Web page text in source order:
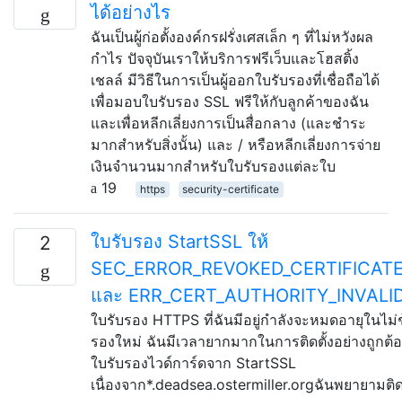
ได้อย่างไร
ฉันเป็นผู้ก่อตั้งองค์กรฝรั่งเศสเล็ก ๆ ที่ไม่หวังผล
กำไร ปัจจุบันเราให้บริการฟรีเว็บและโฮสติ้ง
เชลล์ มีวิธีในการเป็นผู้ออกใบรับรองที่เชื่อถือได้
เพื่อมอบใบรับรอง SSL ฟรีให้กับลูกค้าของฉัน
และเพื่อหลีกเลี่ยงการเป็นสื่อกลาง (และชำระ
มากสำหรับสิ่งนั้น) และ / หรือหลีกเลี่ยงการจ่าย
เงินจำนวนมากสำหรับใบรับรองแต่ละใบ
19
https security-certificate
2
ใบรับรอง StartSSL ให้
และ
ใบรับรอง HTTPS ที่ฉันมีอยู่กำลังจะหมดอายุในไ
รองใหม่ ฉันมีเวลายากมากในการติดตั้งอย่างถูกต้
ใบรับรองไวด์การ์ดจาก StartSSL
เนื่องจาก*.deadsea.ostermiller.orgฉันพยายามติ